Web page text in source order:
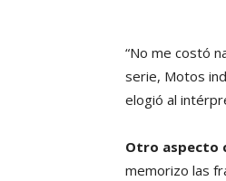
“No me costó
serie, Motos
elogió al
Otro aspecto
memorizo las